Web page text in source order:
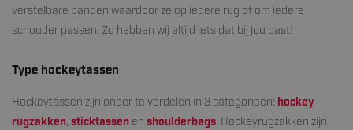
verstelbare banden waardoor ze op iedere rug of om iedere
schouder passen. Zo hebben wij altijd iets dat bij jou past!
Type hockeytassen
Hockeytassen zijn onder te verdelen in 3 categorieën: hockey
rugzakken, sticktassen en shoulderbags. Hockeyrugzakken zijn